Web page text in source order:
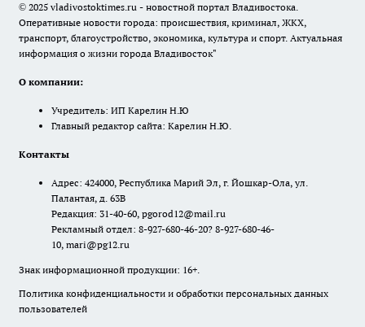
© 2025 vladivostoktimes.ru - новостной портал Владивостока.
Оперативные новости города: происшествия, криминал, ЖКХ,
транспорт, благоустройство, экономика, культура и спорт. Актуальная
информация о жизни города Владивосток"
О компании:
Учредитель: ИП Карелин Н.Ю
Главный редактор сайта: Карелин Н.Ю.
Контакты
Адрес: 424000, Республика Марий Эл, г. Йошкар-Ола, ул.
Палантая, д. 63В
Редакция: 31-40-60, pgorod12@mail.ru
Рекламный отдел: 8-927-680-46-20? 8-927-680-46-
10, mari@pg12.ru
Знак информационной продукции: 16+.
Политика конфиденциальности и обработки персональных данных
пользователей